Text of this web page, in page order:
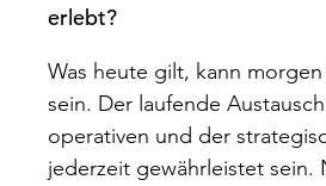
erlebt?
Was heute gilt, kann
sein. Der laufende
operativen und der
jederzeit gewährleistet sein.